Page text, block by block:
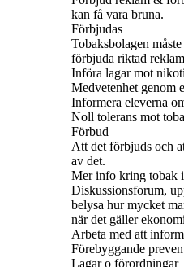
kan få vara bruna.
Förbjudas
Tobaksbolagen
förbjuda riktad
Införa lagar mot
Medvetenhet genom
Informera eleverna
Noll tolerans mot
Förbud
Att det förbjuds och
av det.
Mer info kring tobak
Diskussionsforum,
belysa hur mycket
när det gäller
Arbeta med att
Förebyggande
Lagar o förordningar